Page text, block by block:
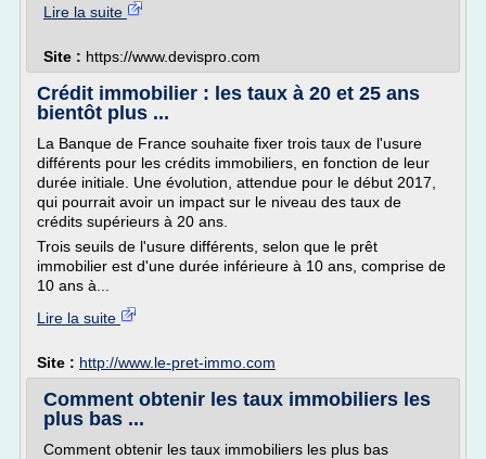
Lire la suite
Site : https://www.devispro.com
Crédit immobilier : les taux à 20 et 25 ans
bientôt plus ...
La Banque de France souhaite fixer trois taux de l'usure
différents pour les crédits immobiliers, en fonction de leur
durée initiale. Une évolution, attendue pour le début 2017,
qui pourrait avoir un impact sur le niveau des taux de
crédits supérieurs à 20 ans.
Trois seuils de l'usure différents, selon que le prêt
immobilier est d'une durée inférieure à 10 ans, comprise de
10 ans à...
Lire la suite
Site : http://www.le-pret-immo.com
Comment obtenir les taux immobiliers les
plus bas ...
Comment obtenir les taux immobiliers les plus bas